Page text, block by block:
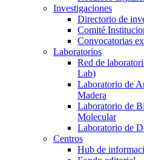
Investigaciones
Directorio de
Comité
Convocatorias
Laboratorios
Red de
Lab)
Laboratorio de
Madera
Laboratorio de
Molecular
Laboratorio de
Centros
Hub de